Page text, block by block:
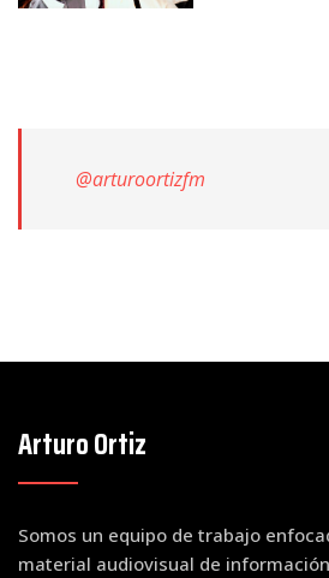
@arturoortizfm
Arturo Ortiz
Somos un equipo de trabajo
material audiovisual de